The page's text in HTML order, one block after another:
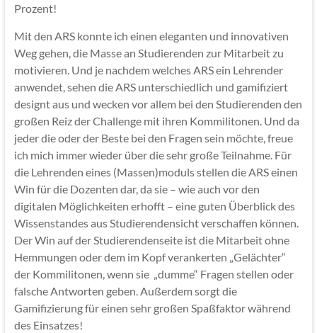
Prozent!
Mit den ARS konnte ich einen eleganten und innovativen
Weg gehen, die Masse an Studierenden zur Mitarbeit zu
motivieren. Und je nachdem welches ARS ein Lehrender
anwendet, sehen die ARS unterschiedlich und gamifiziert
designt aus und wecken vor allem bei den Studierenden den
großen Reiz der Challenge mit ihren Kommilitonen. Und da
jeder die oder der Beste bei den Fragen sein möchte, freue
ich mich immer wieder über die sehr große Teilnahme. Für
die Lehrenden eines (Massen)moduls stellen die ARS einen
Win für die Dozenten dar, da sie – wie auch vor den
digitalen Möglichkeiten erhofft – eine guten Überblick des
Wissenstandes aus Studierendensicht verschaffen können.
Der Win auf der Studierendenseite ist die Mitarbeit ohne
Hemmungen oder dem im Kopf verankerten „Gelächter“
der Kommilitonen, wenn sie „dumme“ Fragen stellen oder
falsche Antworten geben. Außerdem sorgt die
Gamifizierung für einen sehr großen Spaßfaktor während
des Einsatzes!